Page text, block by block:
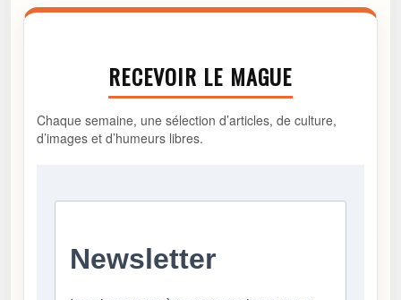
RECEVOIR LE MAGUE
Chaque semaine, une sélection d’articles, de culture,
d’images et d’humeurs libres.